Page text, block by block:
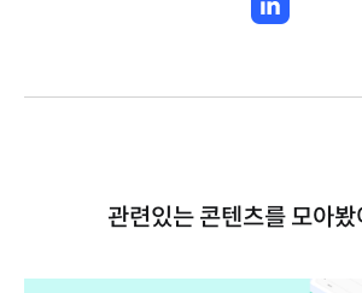
관련있는 콘텐츠를 모아봤